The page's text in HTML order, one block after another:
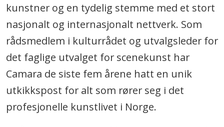
kunstner og en tydelig stemme med et stort
nasjonalt og internasjonalt nettverk. Som
rådsmedlem i kulturrådet og utvalgsleder for
det faglige utvalget for scenekunst har
Camara de siste fem årene hatt en unik
utkikkspost for alt som rører seg i det
profesjonelle kunstlivet i Norge.